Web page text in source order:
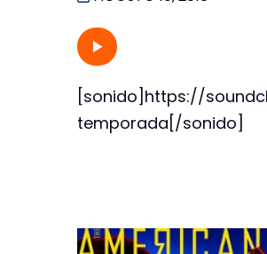
[sonido]https://
temporada[/sonido]